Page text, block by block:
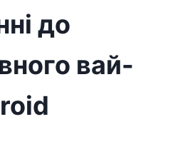
до
вай-